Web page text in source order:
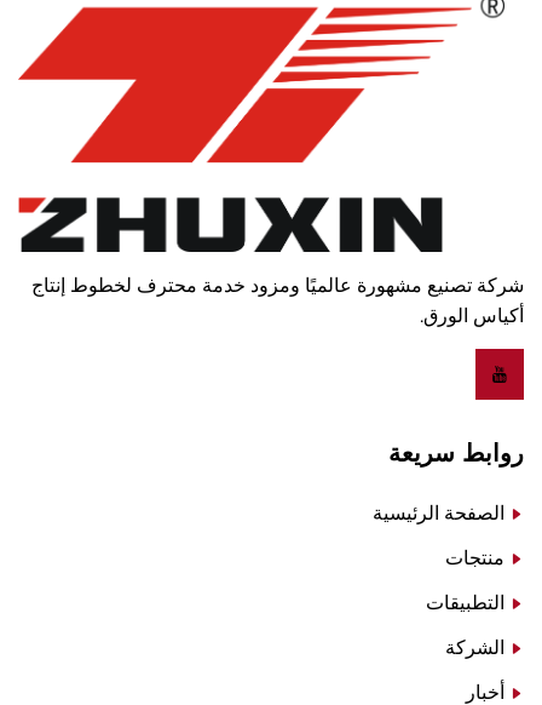
شركة تصنيع مشهورة عالميًا ومزود خدمة محترف لخطوط إنتاج
أكياس الورق.
روابط سريعة
الصفحة الرئيسية
منتجات
التطبيقات
الشركة
أخبار